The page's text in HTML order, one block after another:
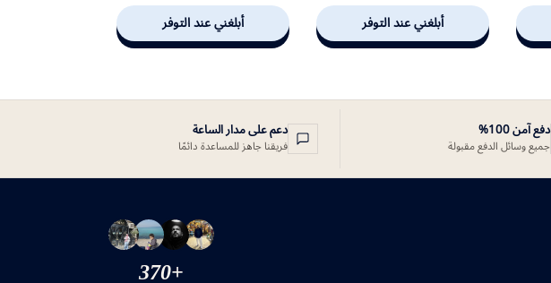
أبلغني عند التوفر
أبلغني عند التوفر
دفع آمن 100%
جميع وسائل الدفع مقبولة
دعم على مدار الساعة
فريقنا جاهز للمساعدة دائمًا
+370